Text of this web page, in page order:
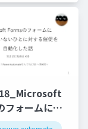
フォームに回
ないひとに対